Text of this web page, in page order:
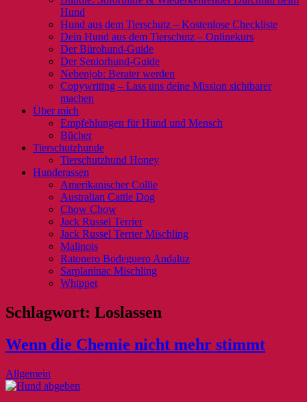
Hund
Hund aus dem Tierschutz – Kostenlose Checkliste
Dein Hund aus dem Tierschutz – Onlinekurs
Der Bürohund-Guide
Der Seniorhund-Guide
Nebenjob: Berater werden
Copywriting – Lass uns deine Mission sichtbarer
machen
Über mich
Empfehlungen für Hund und Mensch
Bücher
Tierschutzhunde
Tierschutzhund Honey
Hunderassen
Amerikanischer Collie
Australian Cattle Dog
Chow Chow
Jack Russel Terrier
Jack Russel Terrier Mischling
Malinois
Ratonero Bodeguero Andaluz
Sarplaninac Mischling
Whippet
Schlagwort: Loslassen
Wenn die Chemie nicht mehr stimmt
Allgemein